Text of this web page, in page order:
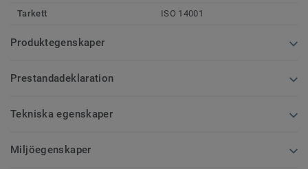
Tarkett ISO 14001
Produktegenskaper
Prestandadeklaration
Tekniska egenskaper
Miljöegenskaper